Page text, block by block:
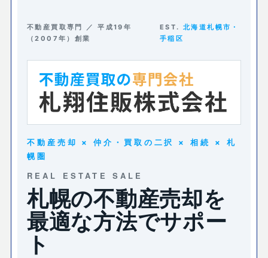
不動産買取専門 ／ 平成19年
（2007年）創業
EST. 北海道札幌市・
手稲区
不動産売却 × 仲介・買取の二択 × 相続 × 札
幌圏
REAL ESTATE SALE
札幌の不動産売却を
最適な方法でサポー
ト